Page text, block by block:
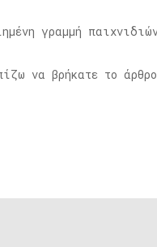
να βρήκατε το άρθρο